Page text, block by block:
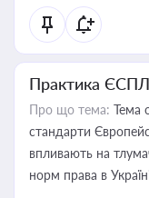
Практика ЄСПЛ
Про що тема: Тема
стандарти
впливають на
норм права в